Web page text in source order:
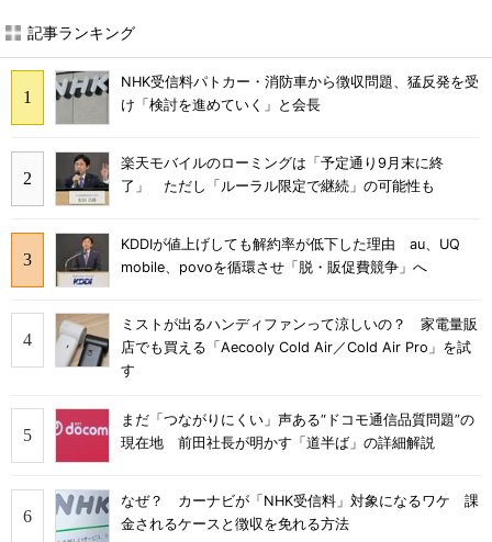
記事ランキング
NHK受信料パトカー・消防車から徴収問題、猛反発を受
け「検討を進めていく」と会長
楽天モバイルのローミングは「予定通り9月末に終
了」 ただし「ルーラル限定で継続」の可能性も
KDDIが値上げしても解約率が低下した理由 au、UQ
mobile、povoを循環させ「脱・販促費競争」へ
ミストが出るハンディファンって涼しいの？ 家電量販
店でも買える「Aecooly Cold Air／Cold Air Pro」を試
す
まだ「つながりにくい」声ある“ドコモ通信品質問題”の
現在地 前田社長が明かす「道半ば」の詳細解説
なぜ？ カーナビが「NHK受信料」対象になるワケ 課
金されるケースと徴収を免れる方法